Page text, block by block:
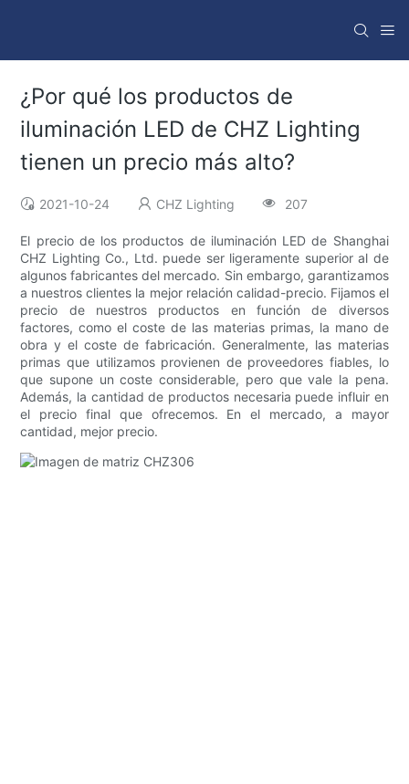
¿Por qué los productos de
iluminación LED de CHZ Lighting
tienen un precio más alto?
2021-10-24 CHZ Lighting 207
El precio de los productos de iluminación LED de Shanghai
CHZ Lighting Co., Ltd. puede ser ligeramente superior al de
algunos fabricantes del mercado. Sin embargo, garantizamos
a nuestros clientes la mejor relación calidad-precio. Fijamos el
precio de nuestros productos en función de diversos
factores, como el coste de las materias primas, la mano de
obra y el coste de fabricación. Generalmente, las materias
primas que utilizamos provienen de proveedores fiables, lo
que supone un coste considerable, pero que vale la pena.
Además, la cantidad de productos necesaria puede influir en
el precio final que ofrecemos. En el mercado, a mayor
cantidad, mejor precio.